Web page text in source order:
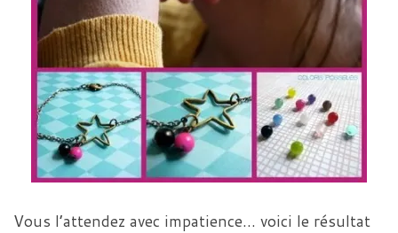
Vous l’attendez avec impatience… voici le résultat